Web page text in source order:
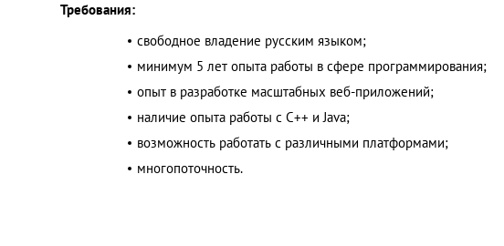
Таиланд
Требования:
свободное владение русским языком;
минимум 5 лет опыта работы в сфере программирования;
опыт в разработке масштабных веб-приложений;
наличие опыта работы с C++ и Java;
возможность работать с различными платформами;
многопоточность.